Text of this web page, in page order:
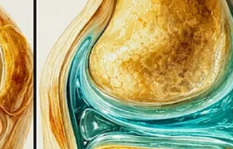
mais de 200 (veja o vídeo)